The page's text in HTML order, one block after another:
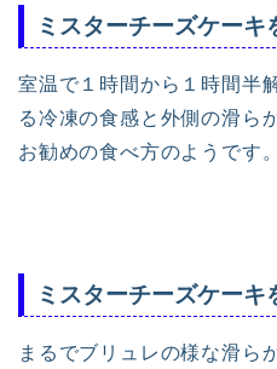
ミスターチーズケーキ
室温で１時間から１時間半
る冷凍の食感と外側の滑ら
お勧めの食べ方のようです。
ミスターチーズケーキ
まるでブリュレの様な滑ら